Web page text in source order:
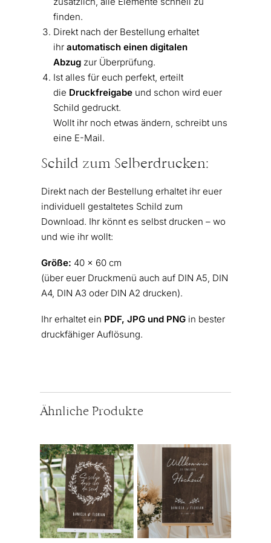
finden.
Direkt nach der Bestellung erhaltet
ihr automatisch einen digitalen
Abzugzur Überprüfung.
Ist alles für euch perfekt, erteilt
die Druckfreigabeund schon wird euer
Schild gedruckt.
Wollt ihr noch etwas ändern, schreibt uns
eine E-Mail.
Schild zum Selberdrucken:
Direkt nach der Bestellung erhaltet ihr euer
individuell gestaltetes Schild zum
Download. Ihr könnt es selbst drucken – wo
und wie ihr wollt:
Größe: 40 x 60 cm
(über euer Druckmenü auch auf DIN A5, DIN
A4, DIN A3 oder DIN A2 drucken).
Ihr erhaltet ein PDF, JPG und PNGin bester
druckfähiger Auflösung.
Ähnliche Produkte
Dieses
Produkt
weist
mehrere
Varianten
auf.
Die
Optionen
Dieses
Produkt
weist
mehrere
Varianten
auf.
Die
Optionen